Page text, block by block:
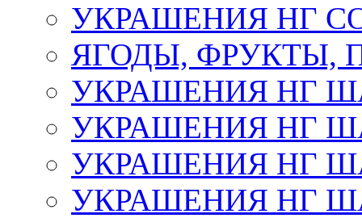
УКРАШЕНИЯ НГ
ЯГОДЫ, ФРУКТЫ,
УКРАШЕНИЯ НГ
УКРАШЕНИЯ НГ
УКРАШЕНИЯ НГ
УКРАШЕНИЯ НГ